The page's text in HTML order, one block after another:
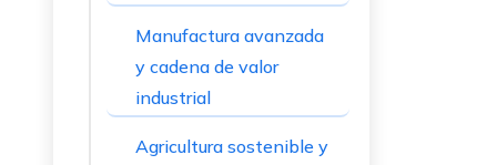
Manufactura avanzada
y cadena de valor
industrial
Agricultura sostenible y